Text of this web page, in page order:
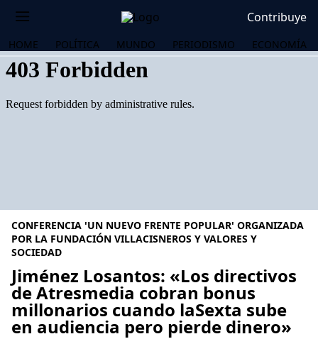
Contribuye
HOME POLÍTICA MUNDO PERIODISMO ECONOMÍA
CONFERENCIA 'UN NUEVO FRENTE POPULAR' ORGANIZADA
POR LA FUNDACIÓN VILLACISNEROS Y VALORES Y
SOCIEDAD
Jiménez Losantos: «Los directivos
de Atresmedia cobran bonus
millonarios cuando laSexta sube
en audiencia pero pierde dinero»